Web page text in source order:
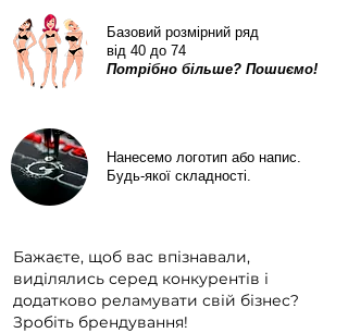
Базовий розмірний ряд
від 40 до 74
Потрібно більше? Пошиємо!
Нанесемо логотип або напис.
Будь-якої складності.
Бажаєте, щоб вас впізнавали,
виділялись серед конкурентів і
додатково реламувати свій бізнес?
Зробіть брендування!